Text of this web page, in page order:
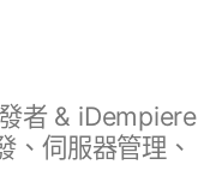
者 & iDempiere
、伺服器管理、